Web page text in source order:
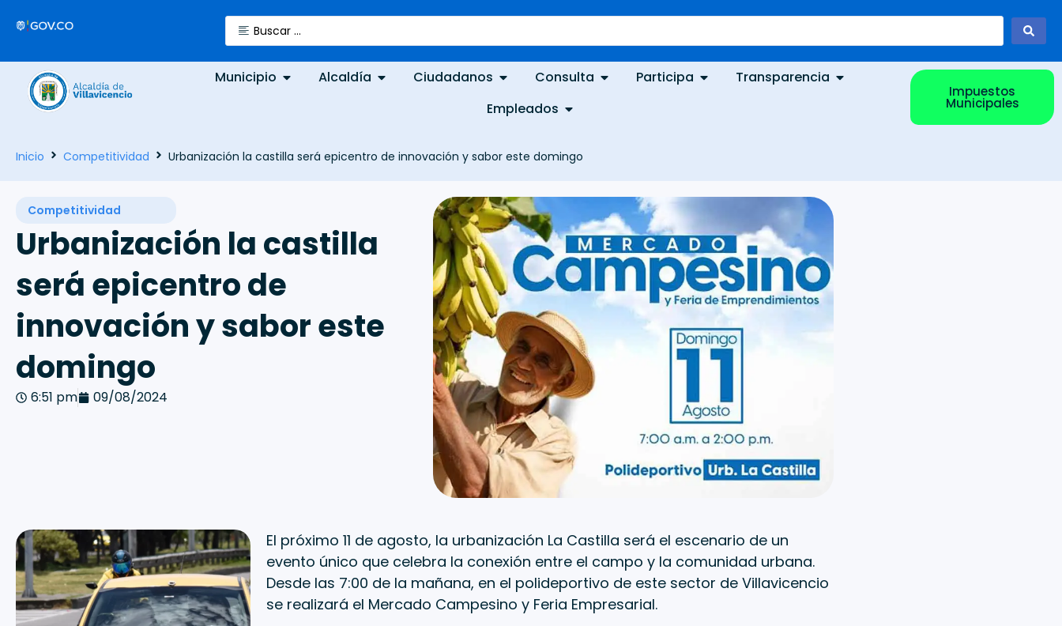
Municipio Alcaldía Ciudadanos Consulta Participa
Transparencia
Empleados
Impuestos
Municipales
Inicio Competitividad Urbanización la castilla será epicentro de innovación y sabor este domingo
Competitividad
Urbanización la castilla
será epicentro de
innovación y sabor este
domingo
6:51 pm 09/08/2024
El próximo 11 de agosto, la urbanización La Castilla será el escenario de un
evento único que celebra la conexión entre el campo y la comunidad urbana.
Desde las 7:00 de la mañana, en el polideportivo de este sector de Villavicencio
se realizará el Mercado Campesino y Feria Empresarial.